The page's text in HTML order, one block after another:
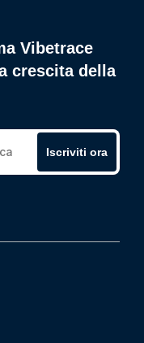
Vibetrace
crescita della
Iscriviti ora